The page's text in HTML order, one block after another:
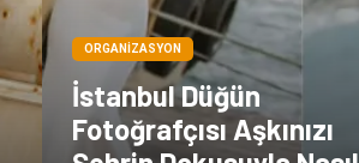
ORGANIZASYON
İstanbul Düğün
Fotoğrafçısı Aşkınızı